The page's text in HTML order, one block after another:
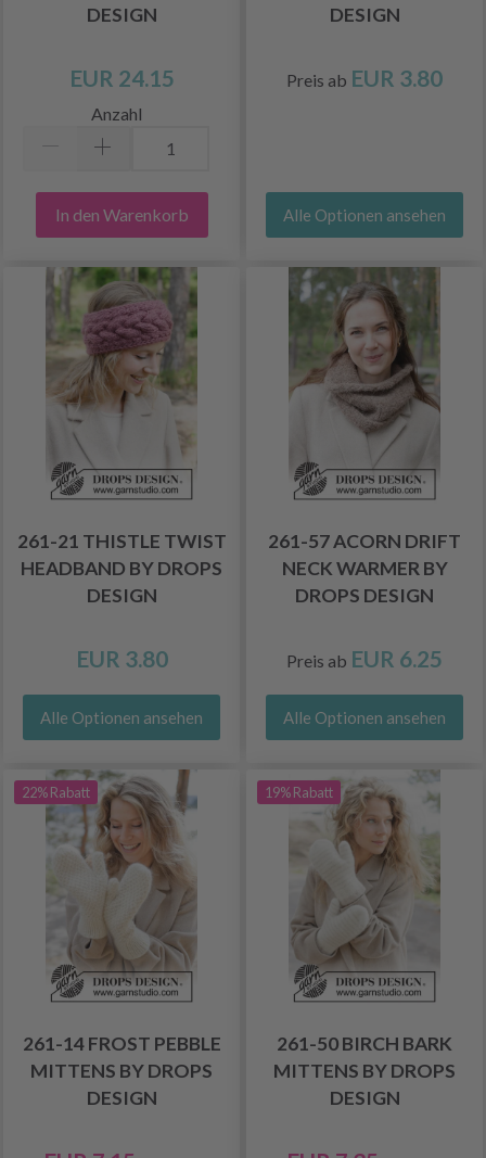
DESIGN
EUR 24.15
Anzahl
In den Warenkorb
DESIGN
Preis ab EUR 3.80
Alle Optionen ansehen
261-21 THISTLE TWIST
HEADBAND BY DROPS
DESIGN
EUR 3.80
Alle Optionen ansehen
261-57 ACORN DRIFT
NECK WARMER BY
DROPS DESIGN
Preis ab EUR 6.25
Alle Optionen ansehen
22% Rabatt
261-14 FROST PEBBLE
MITTENS BY DROPS
DESIGN
19% Rabatt
261-50 BIRCH BARK
MITTENS BY DROPS
DESIGN